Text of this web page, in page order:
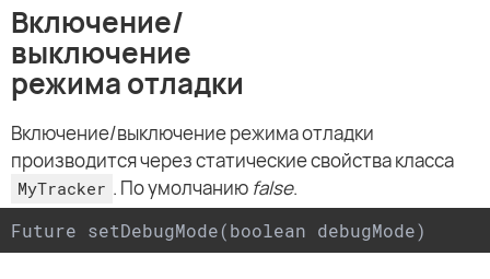
Включение/
выключение
режима отладки
Включение/выключение режима отладки
производится через статические свойства класса
MyTracker . По умолчанию false.
Future setDebugMode(boolean debugMode)